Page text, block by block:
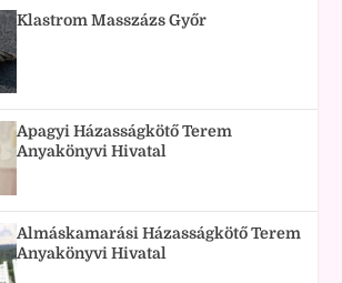
Klastrom Masszázs Győr
Apagyi Házasságkötő Terem
Anyakönyvi Hivatal
Almáskamarási Házasságkötő Terem
Anyakönyvi Hivatal